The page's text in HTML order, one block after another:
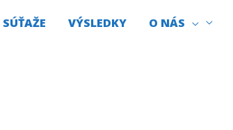
SÚŤAŽE VÝSLEDKY O NÁS